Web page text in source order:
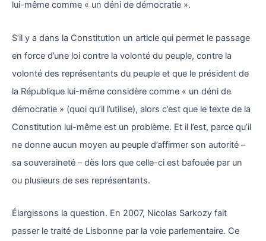
lui-même comme « un déni de démocratie ».
S’il y a dans la Constitution un article qui permet le passage
en force d’une loi contre la volonté du peuple, contre la
volonté des représentants du peuple et que le président de
la République lui-même considère comme « un déni de
démocratie » (quoi qu’il l’utilise), alors c’est que le texte de la
Constitution lui-même est un problème. Et il l’est, parce qu’il
ne donne aucun moyen au peuple d’affirmer son autorité –
sa souveraineté – dès lors que celle-ci est bafouée par un
ou plusieurs de ses représentants.
Élargissons la question. En 2007, Nicolas Sarkozy fait
passer le traité de Lisbonne par la voie parlementaire. Ce